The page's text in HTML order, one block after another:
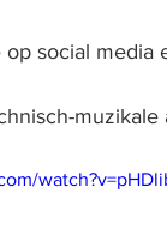
social